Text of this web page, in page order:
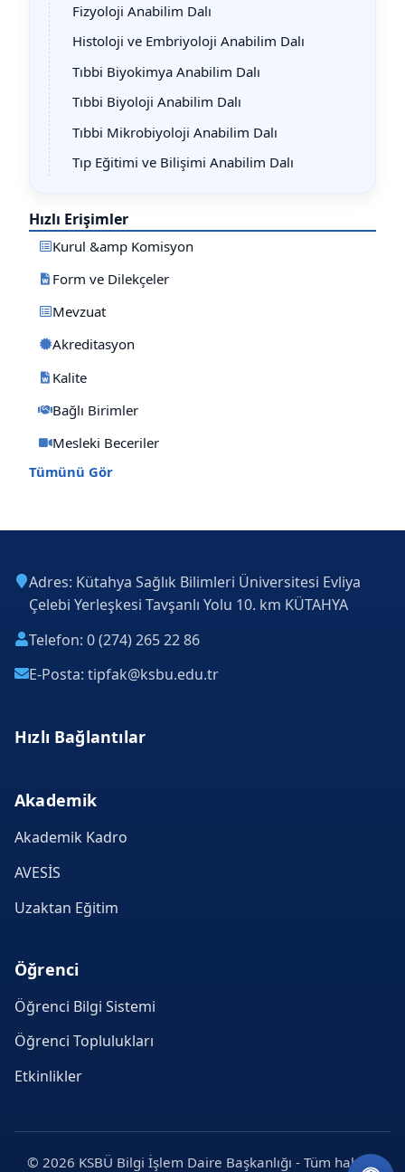
Fizyoloji Anabilim Dalı
Histoloji ve Embriyoloji Anabilim Dalı
Tıbbi Biyokimya Anabilim Dalı
Tıbbi Biyoloji Anabilim Dalı
Tıbbi Mikrobiyoloji Anabilim Dalı
Tıp Eğitimi ve Bilişimi Anabilim Dalı
Hızlı Erişimler
Kurul &amp Komisyon
Form ve Dilekçeler
Mevzuat
Akreditasyon
Kalite
Bağlı Birimler
Mesleki Beceriler
Tümünü Gör
Adres: Kütahya Sağlık Bilimleri Üniversitesi Evliya
Çelebi Yerleşkesi Tavşanlı Yolu 10. km KÜTAHYA
Telefon: 0 (274) 265 22 86
E-Posta: tipfak@ksbu.edu.tr
Hızlı Bağlantılar
Akademik
Akademik Kadro
AVESİS
Uzaktan Eğitim
Öğrenci
Öğrenci Bilgi Sistemi
Öğrenci Toplulukları
Etkinlikler
© 2026 KSBÜ Bilgi İşlem Daire Başkanlığı - Tüm hakları